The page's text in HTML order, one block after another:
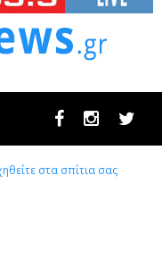
FacebookInstagram
στα σπίτια σας